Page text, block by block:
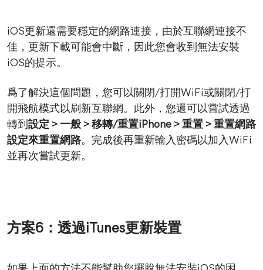
iOS更新還需要穩定的網路連接，由於互聯網連接不
佳，更新下載可能會中斷，因此您會收到無法安裝
iOS的提示。
爲了解決這個問題，您可以關閉/打開WiFi或關閉/打
開飛航模式以刷新互聯網。此外，您還可以嘗試透過
轉到 設定 > 一般 > 移轉/重置iPhone > 重置 > 重置網路
設定來重置網路。完成後再重新輸入密碼以加入WiFi
並再次嘗試更新。
方案6：透過iTunes更新裝置